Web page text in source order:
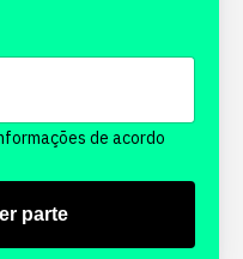
de acordo
parte